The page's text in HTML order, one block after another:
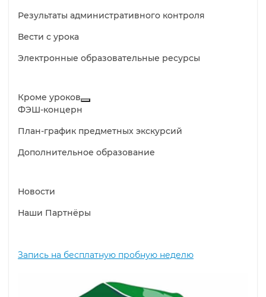
Результаты административного контроля
Вести с урока
Электронные образовательные ресурсы
Кроме уроков
ФЭШ-концерн
План-график предметных экскурсий
Дополнительное образование
Новости
Наши Партнёры
Запись на бесплатную пробную неделю